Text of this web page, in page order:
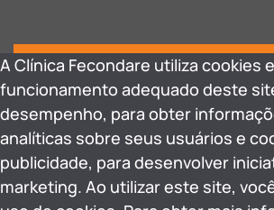
A Clínica Fecondare utiliza cookies
funcionamento adequado deste
desempenho, para obter
analíticas sobre seus usuários e
publicidade, para desenvolver
marketing. Ao utilizar este site,